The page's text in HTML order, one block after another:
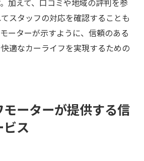
加えて、口コミや地域の評判を参
スタッフの対応を確認することも
ーターが示すように、信頼のある
適なカーライフを実現するための
ーターが提供する信
ス